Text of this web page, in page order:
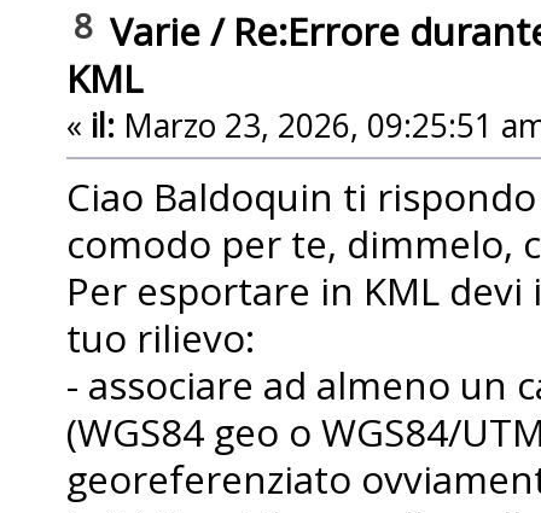
8 Varie/ Re:Errore
KML
« il: Marzo 23, 2026, 09:25:51
Ciao Baldoquin ti
comodo per te, dimmelo,
Per esportare in KML
tuo rilievo:
- associare ad almeno un
(WGS84 geo o WGS84/
georeferenziato